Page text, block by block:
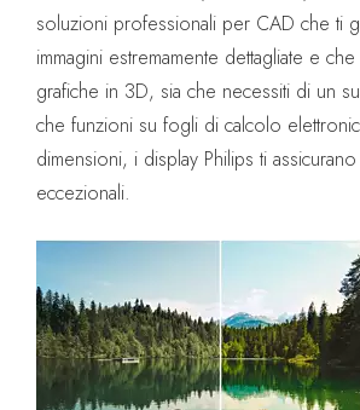
soluzioni professionali per CAD che ti
immagini estremamente dettagliate e
grafiche in 3D, sia che necessiti di un
che funzioni su fogli di calcolo
dimensioni, i display Philips ti
eccezionali.